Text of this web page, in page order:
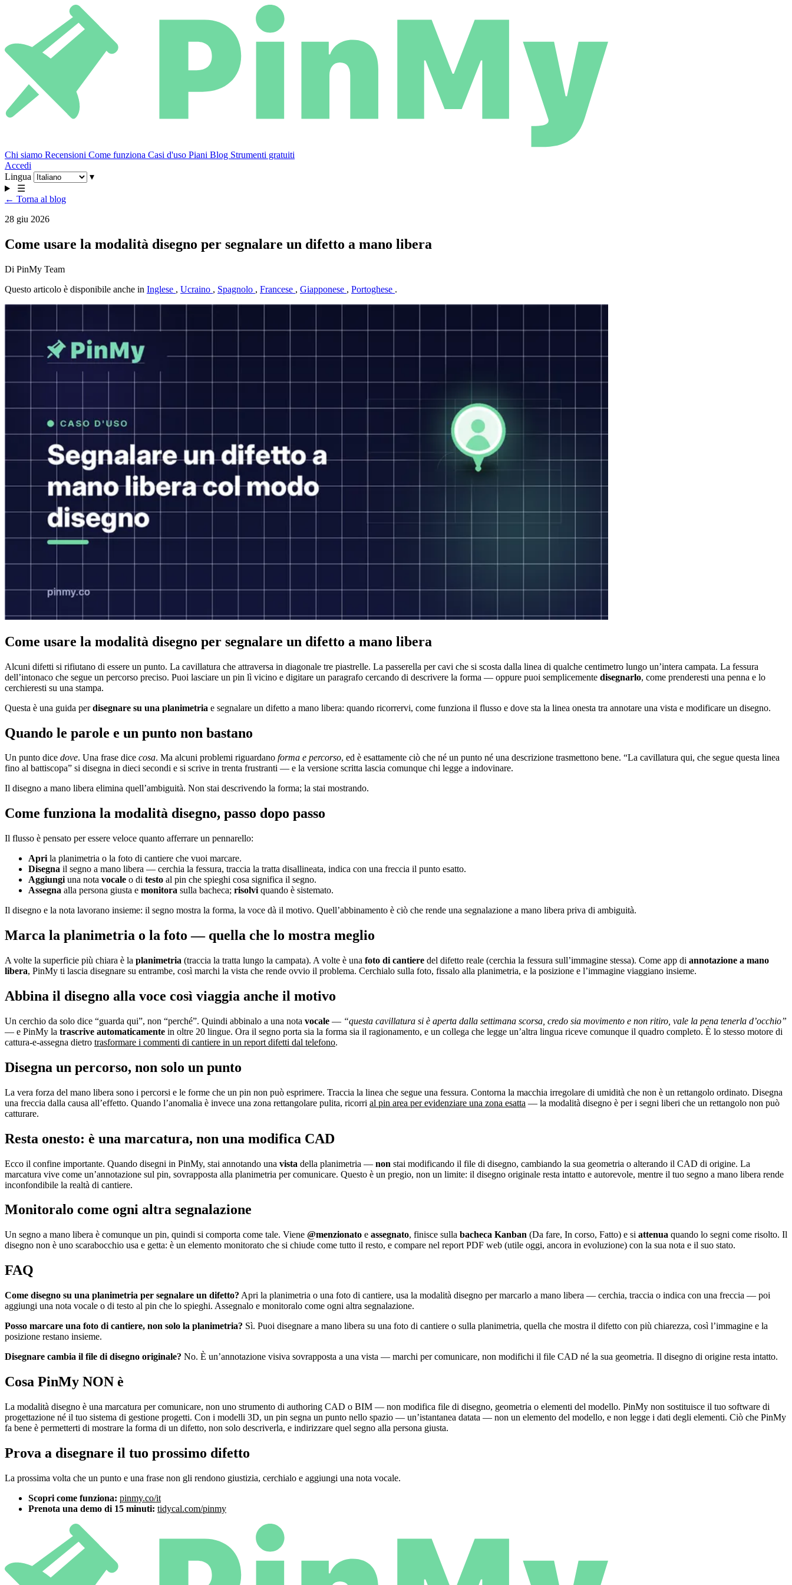
Chi siamo Recensioni Come funziona Casi d'uso Piani Blog Strumenti gratuiti
Accedi
Lingua
▾
☰
← Torna al blog
28 giu 2026
Come usare la modalità disegno per segnalare un difetto a mano libera
Di PinMy Team
Questo articolo è disponibile anche in Inglese , Ucraino , Spagnolo , Francese , Giapponese , Portoghese .
Come usare la modalità disegno per segnalare un difetto a mano libera
Alcuni difetti si rifiutano di essere un punto. La cavillatura che attraversa in diagonale tre piastrelle. La passerella per cavi che si scosta dalla linea di qualche centimetro lungo un’intera campata. La fessura
dell’intonaco che segue un percorso preciso. Puoi lasciare un pin lì vicino e digitare un paragrafo cercando di descrivere la forma — oppure puoi semplicemente disegnarlo, come prenderesti una penna e lo
cerchieresti su una stampa.
Questa è una guida perdisegnare su una planimetria e segnalare un difetto a mano libera: quando ricorrervi, come funziona il flusso e dove sta la linea onesta tra annotare una vista e modificare un disegno.
Quando le parole e un punto non bastano
Un punto dice dove. Una frase dice cosa. Ma alcuni problemi riguardano forma e percorso, ed è esattamente ciò che né un punto né una descrizione trasmettono bene. “La cavillatura qui, che segue questa linea
fino al battiscopa” si disegna in dieci secondi e si scrive in trenta frustranti — e la versione scritta lascia comunque chi legge a indovinare.
Il disegno a mano libera elimina quell’ambiguità. Non stai descrivendo la forma; la stai mostrando.
Come funziona la modalità disegno, passo dopo passo
Il flusso è pensato per essere veloce quanto afferrare un pennarello:
Apri la planimetria o la foto di cantiere che vuoi marcare.
Disegna il segno a mano libera — cerchia la fessura, traccia la tratta disallineata, indica con una freccia il punto esatto.
Aggiungi una nota vocale o di testo al pin che spieghi cosa significa il segno.
Assegna alla persona giusta e monitora sulla bacheca; risolvi quando è sistemato.
Il disegno e la nota lavorano insieme: il segno mostra la forma, la voce dà il motivo. Quell’abbinamento è ciò che rende una segnalazione a mano libera priva di ambiguità.
Marca la planimetria o la foto — quella che lo mostra meglio
A volte la superficie più chiara è la planimetria (traccia la tratta lungo la campata). A volte è una foto di cantiere del difetto reale (cerchia la fessura sull’immagine stessa). Come app di annotazione a mano
libera, PinMy ti lascia disegnare su entrambe, così marchi la vista che rende ovvio il problema. Cerchialo sulla foto, fissalo alla planimetria, e la posizione e l’immagine viaggiano insieme.
Abbina il disegno alla voce così viaggia anche il motivo
Un cerchio da solo dice “guarda qui”, non “perché”. Quindi abbinalo a una nota vocale — “questa cavillatura si è aperta dalla settimana scorsa, credo sia movimento e non ritiro, vale la pena tenerla d’occhio”
— e PinMy la trascrive automaticamente in oltre 20 lingue. Ora il segno porta sia la forma sia il ragionamento, e un collega che legge un’altra lingua riceve comunque il quadro completo. È lo stesso motore di
cattura-e-assegna dietro trasformare i commenti di cantiere in un report difetti dal telefono.
Disegna un percorso, non solo un punto
La vera forza del mano libera sono i percorsi e le forme che un pin non può esprimere. Traccia la linea che segue una fessura. Contorna la macchia irregolare di umidità che non è un rettangolo ordinato. Disegna
una freccia dalla causa all’effetto. Quando l’anomalia è invece una zona rettangolare pulita, ricorri al pin area per evidenziare una zona esatta — la modalità disegno è per i segni liberi che un rettangolo non può
catturare.
Resta onesto: è una marcatura, non una modifica CAD
Ecco il confine importante. Quando disegni in PinMy, stai annotando una vista della planimetria — non stai modificando il file di disegno, cambiando la sua geometria o alterando il CAD di origine. La
marcatura vive come un’annotazione sul pin, sovrapposta alla planimetria per comunicare. Questo è un pregio, non un limite: il disegno originale resta intatto e autorevole, mentre il tuo segno a mano libera rende
inconfondibile la realtà di cantiere.
Monitoralo come ogni altra segnalazione
Un segno a mano libera è comunque un pin, quindi si comporta come tale. Viene @menzionato e assegnato, finisce sulla bacheca Kanban (Da fare, In corso, Fatto) e si attenua quando lo segni come risolto. Il
disegno non è uno scarabocchio usa e getta: è un elemento monitorato che si chiude come tutto il resto, e compare nel report PDF web (utile oggi, ancora in evoluzione) con la sua nota e il suo stato.
FAQ
Come disegno su una planimetria per segnalare un difetto? Apri la planimetria o una foto di cantiere, usa la modalità disegno per marcarlo a mano libera — cerchia, traccia o indica con una freccia — poi
aggiungi una nota vocale o di testo al pin che lo spieghi. Assegnalo e monitoralo come ogni altra segnalazione.
Posso marcare una foto di cantiere, non solo la planimetria? Sì. Puoi disegnare a mano libera su una foto di cantiere o sulla planimetria, quella che mostra il difetto con più chiarezza, così l’immagine e la
posizione restano insieme.
Disegnare cambia il file di disegno originale? No. È un’annotazione visiva sovrapposta a una vista — marchi per comunicare, non modifichi il file CAD né la sua geometria. Il disegno di origine resta intatto.
Cosa PinMy NON è
La modalità disegno è una marcatura per comunicare, non uno strumento di authoring CAD o BIM — non modifica file di disegno, geometria o elementi del modello. PinMy non sostituisce il tuo software di
progettazione né il tuo sistema di gestione progetti. Con i modelli 3D, un pin segna un punto nello spazio — un’istantanea datata — non un elemento del modello, e non legge i dati degli elementi. Ciò che PinMy
fa bene è permetterti di mostrare la forma di un difetto, non solo descriverla, e indirizzare quel segno alla persona giusta.
Prova a disegnare il tuo prossimo difetto
La prossima volta che un punto e una frase non gli rendono giustizia, cerchialo e aggiungi una nota vocale.
Scopri come funziona: pinmy.co/it
Prenota una demo di 15 minuti: tidycal.com/pinmy